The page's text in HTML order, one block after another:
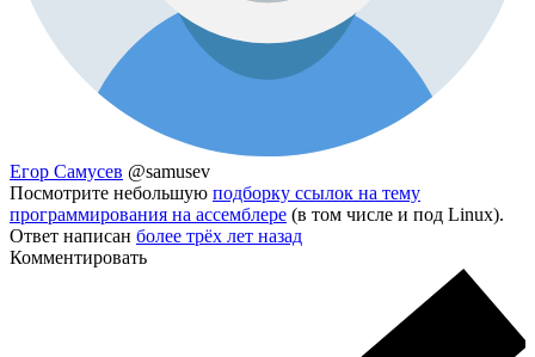
Егор Самусев @samusev
Посмотрите небольшую подборку ссылок на тему
программирования на ассемблере (в том числе и под Linux).
Ответ написан более трёх лет назад
Комментировать